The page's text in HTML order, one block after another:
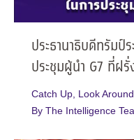
ประธานาธิบดีทรัมป์
ประชุมผู้นำ G7 ที่ฝรั่
Catch Up Look
By The Intelligence